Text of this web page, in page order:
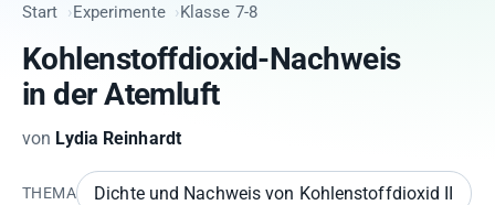
Start Experimente Klasse 7-8
Kohlenstoffdioxid-Nachweis
in der Atemluft
von Lydia Reinhardt
THEMA Dichte und Nachweis von Kohlenstoffdioxid II